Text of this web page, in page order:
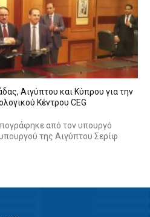
Αιγύπτου και Κύπρου για την
Κέντρου CEG
από τον υπουργό
της Αιγύπτου Σερίφ